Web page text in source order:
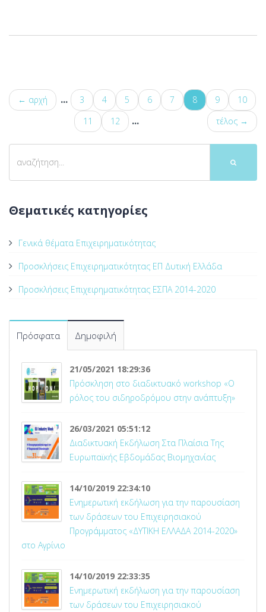
← αρχή ... 3 4 5 6 7 8 9
10
11
12 ... τέλος →
Θεματικές κατηγορίες
Γενικά θέματα Επιχειρηματικότητας
Προσκλήσεις Επιχειρηματικότητας ΕΠ Δυτική Ελλάδα
Προσκλήσεις Επιχειρηματικότητας ΕΣΠΑ 2014-2020
Πρόσφατα Δημοφιλή
21/05/2021 18:29:36
Πρόσκληση στο διαδικτυακό workshop «Ο
ρόλος του σιδηροδρόμου στην ανάπτυξη»
26/03/2021 05:51:12
Διαδικτυακή Εκδήλωση Στα Πλαίσια Της
Ευρωπαϊκής Εβδομάδας Βιομηχανίας
14/10/2019 22:34:10
Ενημερωτική εκδήλωση για την παρουσίαση
των δράσεων του Επιχειρησιακού
Προγράμματος «ΔΥΤΙΚΗ ΕΛΛΑΔΑ 2014-2020»
στο Αγρίνιο
14/10/2019 22:33:35
Ενημερωτική εκδήλωση για την παρουσίαση
των δράσεων του Επιχειρησιακού